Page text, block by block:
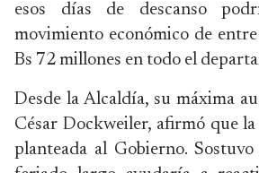
esos días de descanso
movimiento económico de
Bs 72 millones en todo el
Desde la Alcaldía, su máxima
César Dockweiler, afirmó que
planteada al Gobierno.